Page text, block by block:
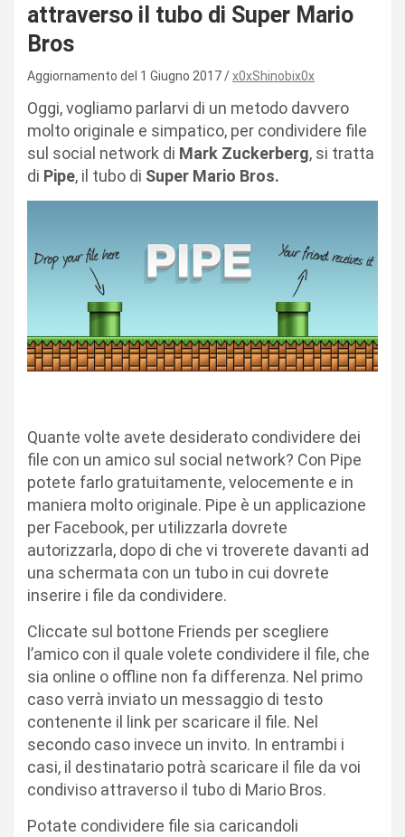
attraverso il tubo di Super Mario
Bros
Aggiornamento del 1 Giugno 2017 x0xShinobix0x
Oggi, vogliamo parlarvi di un metodo davvero
molto originale e simpatico, per condividere file
sul social network di Mark Zuckerberg, si tratta
di Pipe, il tubo di Super Mario Bros.
Quante volte avete desiderato condividere dei
file con un amico sul social network? Con Pipe
potete farlo gratuitamente, velocemente e in
maniera molto originale. Pipe è un applicazione
per Facebook, per utilizzarla dovrete
autorizzarla, dopo di che vi troverete davanti ad
una schermata con un tubo in cui dovrete
inserire i file da condividere.
Cliccate sul bottone Friends per scegliere
l’amico con il quale volete condividere il file, che
sia online o offline non fa differenza. Nel primo
caso verrà inviato un messaggio di testo
contenente il link per scaricare il file. Nel
secondo caso invece un invito. In entrambi i
casi, il destinatario potrà scaricare il file da voi
condiviso attraverso il tubo di Mario Bros.
Potate condividere file sia caricandoli